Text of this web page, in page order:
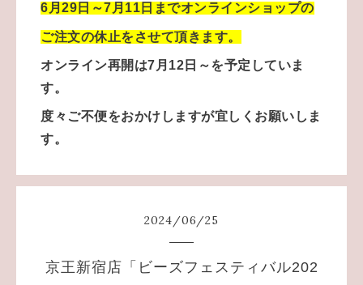
6月29日～7月11日までオンラインショップの
ご注文の休止をさせて頂きます。
オンライン再開は7月12日～を予定していま
す。
度々ご不便をおかけしますが宜しくお願いしま
す。
2024/06/25
京王新宿店「ビーズフェスティバル202